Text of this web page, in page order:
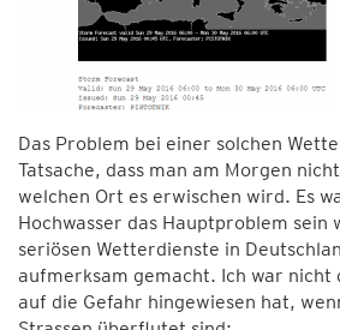
Das Problem bei einer solchen
Tatsache, dass man am Morgen
welchen Ort es erwischen wird. Es
Hochwasser das Hauptproblem sein
seriösen Wetterdienste in
aufmerksam gemacht. Ich war nicht
auf die Gefahr hingewiesen hat,